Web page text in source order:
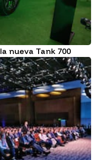
nueva Tank 700